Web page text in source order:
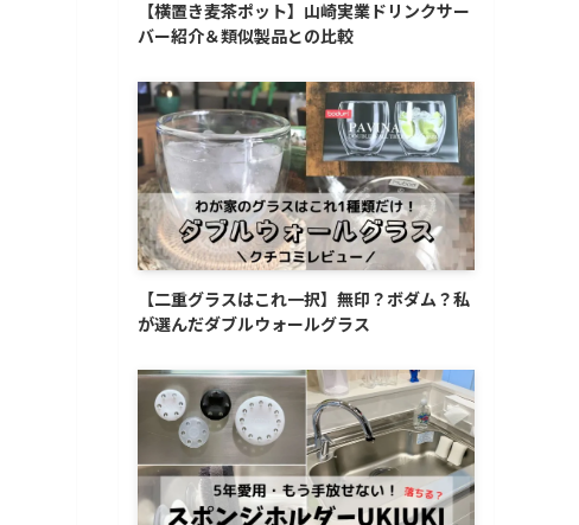
【横置き麦茶ポット】山崎実業ドリンクサー
バー紹介＆類似製品との比較
【二重グラスはこれ一択】無印？ボダム？私
が選んだダブルウォールグラス